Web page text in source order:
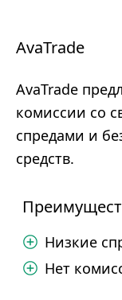
AvaTrade
AvaTrade
комиссии со
спредами и
средств.
Низкие
Нет